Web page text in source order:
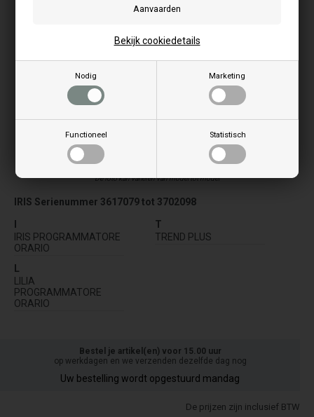
Nodig Marketing
Functioneel Statistisch
Bekijk cookiedetails
De foto kan variëren van model tot model
IRIS Serienummer 3617079 tot 3702098
IRIS PROGRAMMATORE
ORARIO
L
LILIA
PROGRAMMATORE
ORARIO
T
TREND PLUS
Bestel je artikel(en) voor 15.00 uur
op werkdagen en we verzenden dezelfde dag nog
Uw bestelling wordt opgestuurd mandag
De prijzen zijn inclusief BTW